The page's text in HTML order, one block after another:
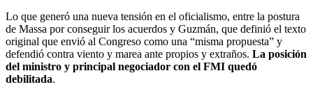
Lo que generó una nueva tensión en el oficialismo, entre la postura
de Massa por conseguir los acuerdos y Guzmán, que definió el texto
original que envió al Congreso como una “misma propuesta” y
defendió contra viento y marea ante propios y extraños. La posición
del ministro y principal negociador con el FMI quedó
debilitada.